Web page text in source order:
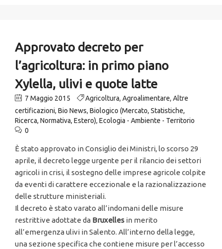
Approvato decreto per
l’agricoltura: in primo piano
Xylella, ulivi e quote latte
7 Maggio 2015 Agricoltura, Agroalimentare, Altre
certificazioni, Bio News, Biologico (Mercato, Statistiche,
Ricerca, Normativa, Estero), Ecologia - Ambiente - Territorio
0
È stato approvato in Consiglio dei Ministri, lo scorso 29
aprile, il decreto legge urgente per il rilancio dei settori
agricoli in crisi, il sostegno delle imprese agricole colpite
da eventi di carattere eccezionale e la razionalizzazione
delle strutture ministeriali.
Il decreto è stato varato all’indomani delle misure
restrittive adottate da Bruxelles in merito
all’emergenza ulivi in Salento. All’interno della legge,
una sezione specifica che contiene misure per l’accesso